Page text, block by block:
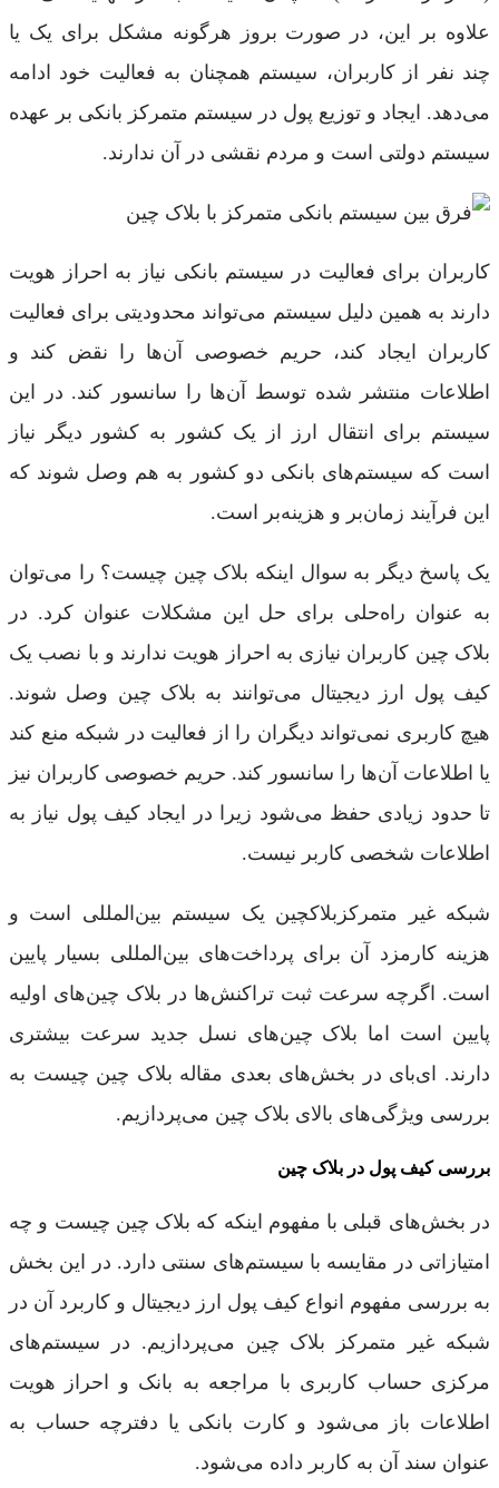
علاوه بر این، در صورت بروز هرگونه مشکل برای یک یا
چند نفر از کاربران، سیستم همچنان به فعالیت خود ادامه
می‌دهد. ایجاد و توزیع پول در سیستم متمرکز بانکی بر عهده
سیستم دولتی است و مردم نقشی در آن ندارند.
کاربران برای فعالیت در سیستم بانکی نیاز به احراز هویت
دارند به همین دلیل سیستم می‌تواند محدودیتی برای فعالیت
کاربران ایجاد کند، حریم خصوصی آن‌ها را نقض کند و
اطلاعات منتشر شده توسط آن‌ها را سانسور کند. در این
سیستم برای انتقال ارز از یک کشور به کشور دیگر نیاز
است که سیستم‌های بانکی دو کشور به هم وصل شوند که
این فرآیند زمان‌بر و هزینه‌بر است.
یک پاسخ دیگر به سوال اینکه بلاک چین چیست؟ را می‌توان
به عنوان راه‌حلی برای حل این مشکلات عنوان کرد. در
بلاک چین کاربران نیازی به احراز هویت ندارند و با نصب یک
کیف پول ارز دیجیتال می‌توانند به بلاک چین وصل شوند.
هیچ کاربری نمی‌تواند دیگران را از فعالیت در شبکه منع کند
یا اطلاعات آن‌ها را سانسور کند. حریم خصوصی کاربران نیز
تا حدود زیادی حفظ می‌‌شود زیرا در ایجاد کیف پول نیاز به
اطلاعات شخصی کاربر نیست.
شبکه غیر متمرکزبلاکچین یک سیستم بین‌المللی است و
هزینه کارمزد آن برای پرداخت‌های بین‌المللی بسیار پایین
است. اگرچه سرعت ثبت تراکنش‌ها در بلاک چین‌های اولیه
پایین است اما بلاک چین‌های نسل جدید سرعت بیشتری
دارند. ای‌بای در بخش‌های بعدی مقاله بلاک چین چیست به
بررسی ویژگی‌های بالای بلاک چین می‌پردازیم.
بررسی کیف پول در بلاک چین
در بخش‌های قبلی با مفهوم اینکه که بلاک چین چیست و چه
امتیازاتی در مقایسه با سیستم‌های سنتی دارد. در این بخش
به بررسی مفهوم انواع کیف پول ارز دیجیتال و کاربرد آن در
شبکه غیر متمرکز بلاک چین می‌پردازیم. در سیستم‌های
مرکزی حساب کاربری با مراجعه به بانک و احراز هویت
اطلاعات باز می‌شود و کارت بانکی یا دفترچه حساب به
عنوان سند آن به کاربر داده می‌شود.